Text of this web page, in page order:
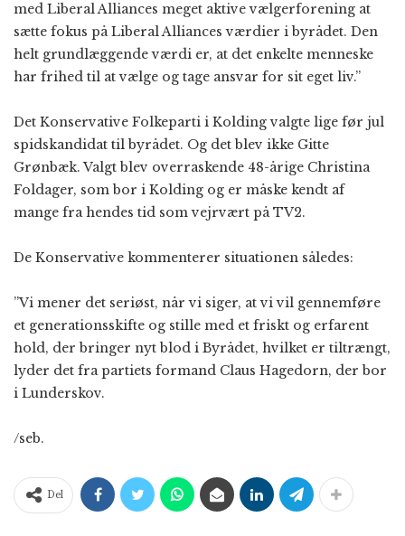
med Liberal Alliances meget aktive vælgerforening at
sætte fokus på Liberal Alliances værdier i byrådet. Den
helt grundlæggende værdi er, at det enkelte menneske
har frihed til at vælge og tage ansvar for sit eget liv.”
Det Konservative Folkeparti i Kolding valgte lige før jul
spidskandidat til byrådet. Og det blev ikke Gitte
Grønbæk. Valgt blev overraskende 48-årige Christina
Foldager, som bor i Kolding og er måske kendt af
mange fra hendes tid som vejrvært på TV2.
De Konservative kommenterer situationen således:
”Vi mener det seriøst, når vi siger, at vi vil gennemføre
et generationsskifte og stille med et friskt og erfarent
hold, der bringer nyt blod i Byrådet, hvilket er tiltrængt,
lyder det fra partiets formand Claus Hagedorn, der bor
i Lunderskov.
/seb.
Del